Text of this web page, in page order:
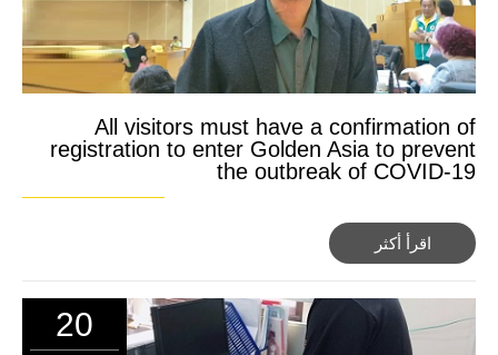
All visitors must have a confirmation of
registration to enter Golden Asia to prevent
the outbreak of COVID-19
اقرأ أكثر
20